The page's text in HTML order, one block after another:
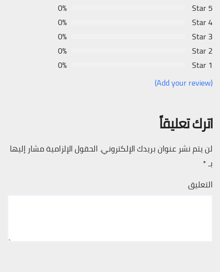
5 Star
0%
4 Star
0%
3 Star
0%
2 Star
0%
1 Star
0%
(Add your review)
اترك تعليقاً
لن يتم نشر عنوان بريدك الإلكتروني. الحقول الإلزامية مشار إليها
بـ*
التعليق